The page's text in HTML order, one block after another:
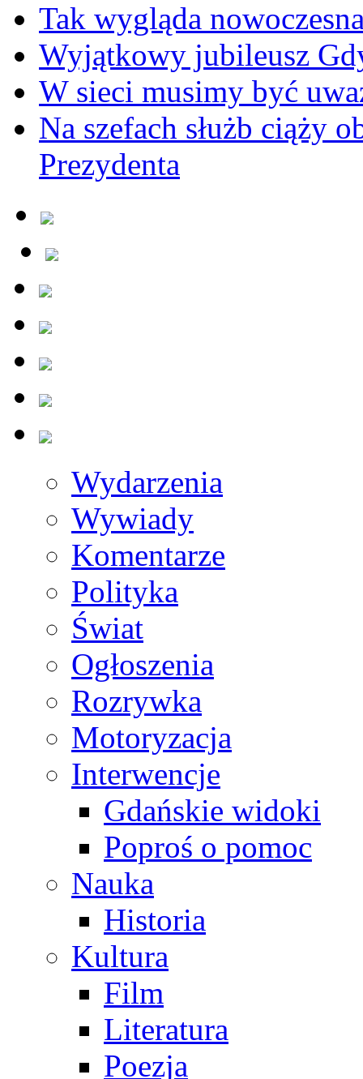
Tak wygląda
Wyjątkowy jubileusz
W sieci musimy być
Na szefach służb ciąży
Prezydenta
Wydarzenia
Wywiady
Komentarze
Polityka
Świat
Ogłoszenia
Rozrywka
Motoryzacja
Interwencje
Gdańskie widoki
Poproś o pomoc
Nauka
Historia
Kultura
Film
Literatura
Poezja